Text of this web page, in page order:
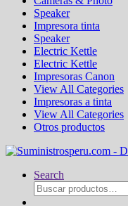
Speaker
Impresora tinta
Speaker
Electric Kettle
Electric Kettle
Impresoras Canon
View All Categories
Impresoras a tinta
View All Categories
Otros productos
Search
Buscar
por: